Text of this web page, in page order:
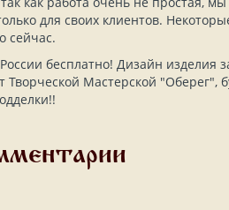
для своих клиентов.
сейчас.
бесплатно! Дизайн изделия
Творческой Мастерской "Оберег",